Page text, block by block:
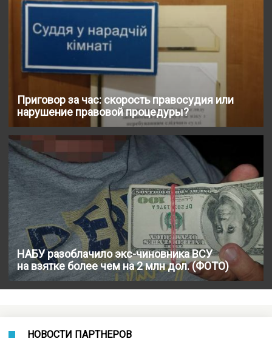
Приговор за час: скорость правосудия или
нарушение правовой процедуры?
НАБУ разоблачило экс-чиновника ВСУ
на взятке более чем на 2 млн дол. (ФОТО)
НОВОСТИ ПАРТНЕРОВ